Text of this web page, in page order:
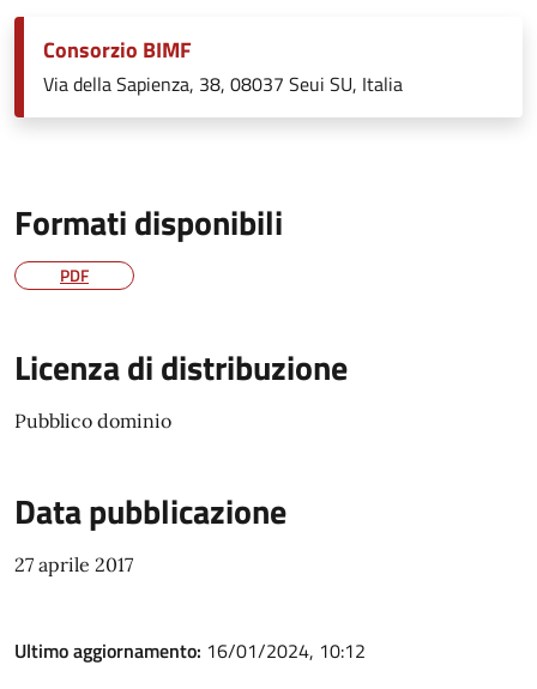
Consorzio BIMF
Via della Sapienza, 38, 08037 Seui SU, Italia
Formati disponibili
PDF
Licenza di distribuzione
Pubblico dominio
Data pubblicazione
27 aprile 2017
Ultimo aggiornamento: 16/01/2024, 10:12